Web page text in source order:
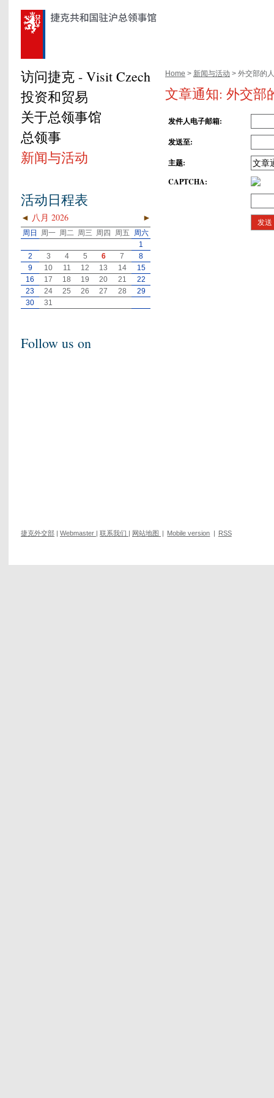
Home > 新闻与活动 > 外交部的
文章通知: 外交部
发件人电子邮箱:
发送至:
主题:
CAPTCHA:
访问捷克 - Visit Czech
投资和贸易
关于总领事馆
总领事
新闻与活动
活动日程表
◄ ►
八月 2026
周日 周一 周二 周三 周四 周五
周六
1
2
3 4 5 6 7
8
9
10 11 12 13 14
15
16
17 18 19 20 21
22
23
24 25 26 27 28
29
30
31
Follow us on
捷克外交部 | Webmaster | 联系我们 | 网站地图 | Mobile version | RSS